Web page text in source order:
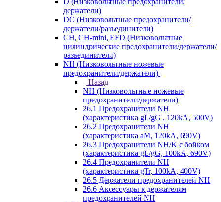
D (Низковольтные предохранители/
держатели)
DO (Низковольтные предохранители/
держатели/разъединители)
CH, CH-mini, EFD (Низковольтные
цилиндрические предохранители/держатели/
разъединители)
NH (Низковольтные ножевые
предохранители/держатели)
Назад
NH (Низковольтные ножевые
предохранители/держатели)
26.1 Предохранители NH
(характеристика gL/gG , 120kA, 500V)
26.2 Предохранители NH
(характеристика aM, 120kA, 690V)
26.3 Предохранители NH/K с бойком
(характеристика gL/gG, 100kA, 690V)
26.4 Предохранители NH
(характеристика gTr, 100kA, 400V)
26.5 Держатели предохранителей NH
26.6 Аксессуары к держателям
предохранителей NH